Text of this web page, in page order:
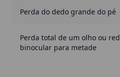
Perda do dedo grande do pé
Perda total de um olho ou
binocular para metade